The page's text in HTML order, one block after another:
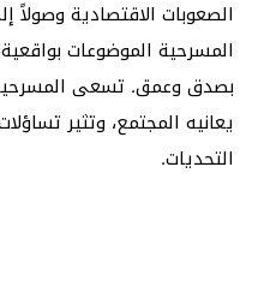
الصعوبات الاقتصادية وصولاً
المسرحية الموضوعات
بصدق وعمق. تسعى
يعانيه المجتمع، وتثير
التحديات.